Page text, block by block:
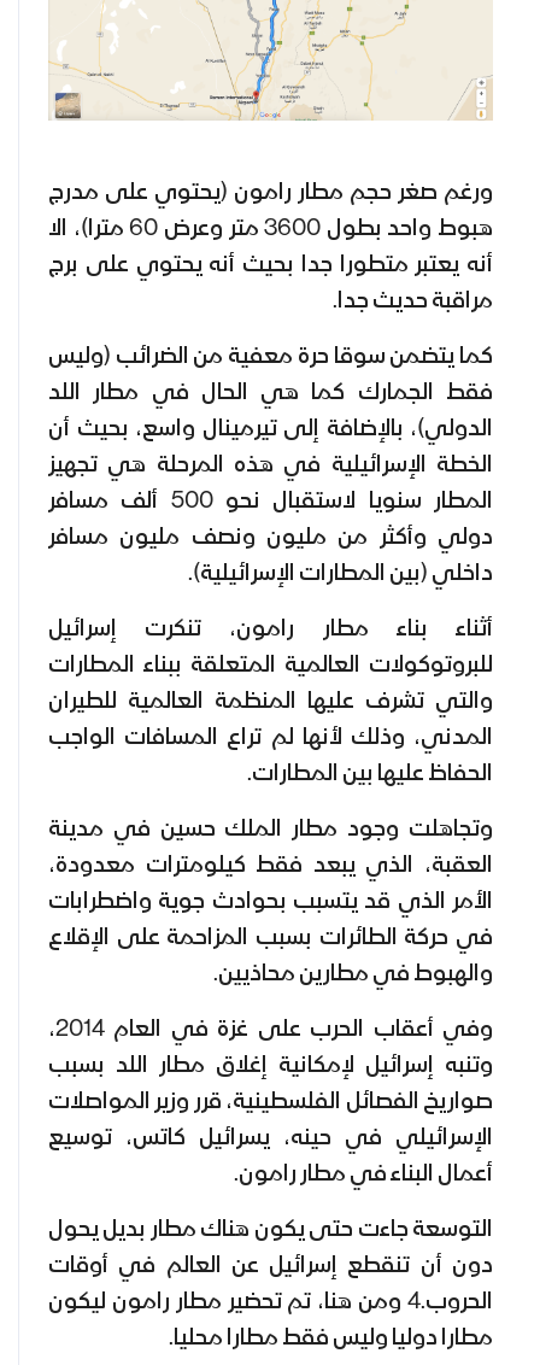
ورغم صغر حجم مطار رامون (يحتوي على مدرج
هبوط واحد بطول 3600 متر وعرض 60 مترا)، الا
أنه يعتبر متطورا جدا بحيث أنه يحتوي على برج
مراقبة حديث جدا.
كما يتضمن سوقا حرة معفية من الضرائب (وليس
فقط الجمارك كما هي الحال في مطار اللد
الدولي)، بالإضافة إلى تيرمينال واسع، بحيث أن
الخطة الإسرائيلية في هذه المرحلة هي تجهيز
المطار سنويا لاستقبال نحو 500 ألف مسافر
دولي وأكثر من مليون ونصف مليون مسافر
داخلي (بين المطارات الإسرائيلية).
أثناء بناء مطار رامون، تنكرت إسرائيل
للبروتوكولات العالمية المتعلقة ببناء المطارات
والتي تشرف عليها المنظمة العالمية للطيران
المدني، وذلك لأنها لم تراع المسافات الواجب
الحفاظ عليها بين المطارات.
وتجاهلت وجود مطار الملك حسين في مدينة
العقبة، الذي يبعد فقط كيلومترات معدودة،
الأمر الذي قد يتسبب بحوادث جوية واضطرابات
في حركة الطائرات بسبب المزاحمة على الإقلاع
والهبوط في مطارين محاذيين.
وفي أعقاب الحرب على غزة في العام 2014،
وتنبه إسرائيل لإمكانية إغلاق مطار اللد بسبب
صواريخ الفصائل الفلسطينية، قرر وزير المواصلات
الإسرائيلي في حينه، يسرائيل كاتس، توسيع
أعمال البناء في مطار رامون.
التوسعة جاءت حتى يكون هناك مطار بديل يحول
دون أن تنقطع إسرائيل عن العالم في أوقات
الحروب.4 ومن هنا، تم تحضير مطار رامون ليكون
مطارا دوليا وليس فقط مطارا محليا.